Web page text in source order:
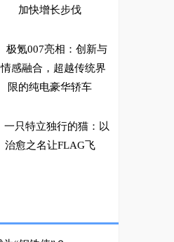
加快增长步伐
极氪007亮相：创新与
情感融合，超越传统界
限的纯电豪华轿车
一只特立独行的猫：以
治愈之名让FLAG飞
光 新车更像X5